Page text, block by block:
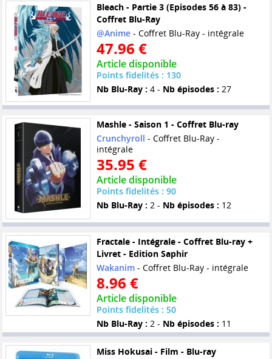
Bleach - Partie 3 (Episodes 56 à 83) -
Coffret Blu-Ray
@Anime- Coffret Blu-Ray - intégrale
47.96 €
Article disponible
Points fidelités : 130
Nb Blu-Ray : 4 - Nb épisodes : 27
Mashle - Saison 1 - Coffret Blu-ray
Crunchyroll - Coffret Blu-Ray -
intégrale
35.95 €
Article disponible
Points fidelités : 90
Nb Blu-Ray : 2 - Nb épisodes : 12
Fractale - Intégrale - Coffret Blu-ray +
Livret - Edition Saphir
Wakanim- Coffret Blu-Ray - intégrale
8.96 €
Article disponible
Points fidelités : 50
Nb Blu-Ray : 2 - Nb épisodes : 11
Miss Hokusai - Film - Blu-ray